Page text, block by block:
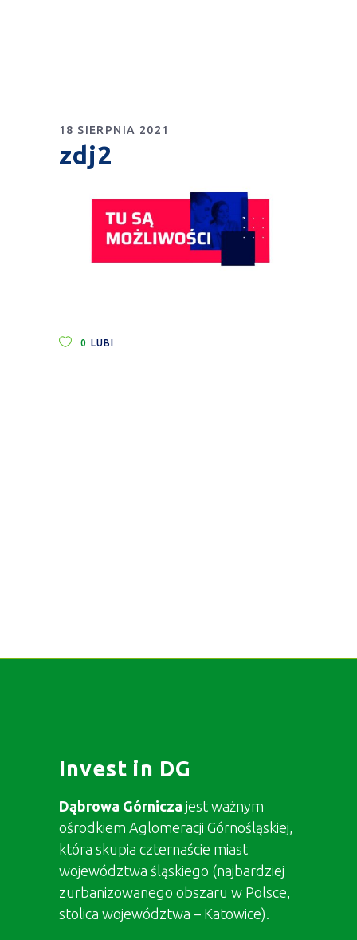
18 SIERPNIA 2021
zdj2
0 LUBI
Invest in DG
Dąbrowa Górnicza jest ważnym
ośrodkiem Aglomeracji Górnośląskiej,
która skupia czternaście miast
województwa śląskiego (najbardziej
zurbanizowanego obszaru w Polsce,
stolica województwa – Katowice).